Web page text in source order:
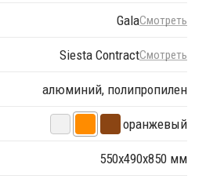
GalaСмотреть
Siesta ContractСмотреть
алюминий, полипропилен
оранжевый
550х490х850 мм